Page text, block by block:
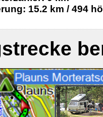
15.2 km / 494